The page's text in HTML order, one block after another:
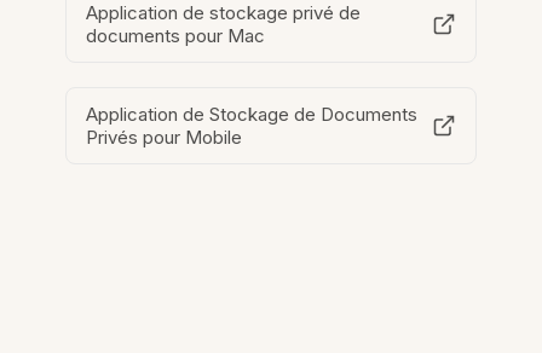
Application de stockage privé de
documents pour Mac
Application de Stockage de Documents
Privés pour Mobile